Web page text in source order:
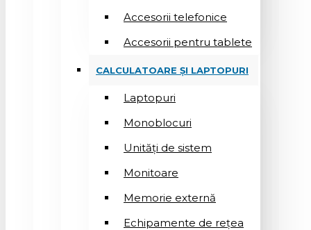
Accesorii telefonice
Accesorii pentru tablete
CALCULATOARE ȘI LAPTOPURI
Laptopuri
Monoblocuri
Unități de sistem
Monitoare
Memorie externă
Echipamente de rețea